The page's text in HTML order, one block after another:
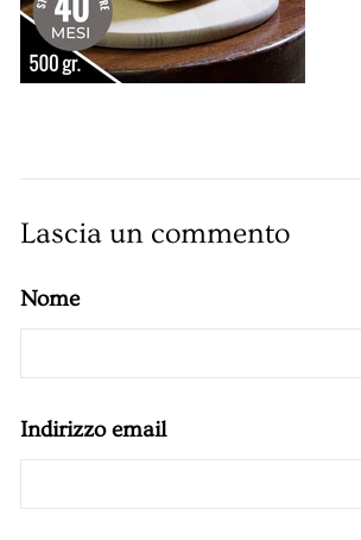
Lascia un commento
Nome
Indirizzo email